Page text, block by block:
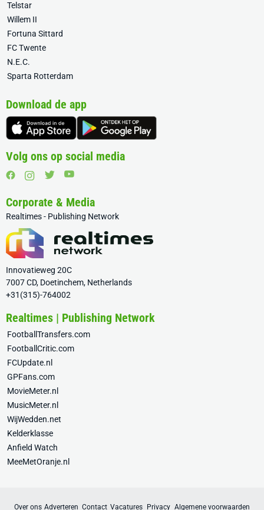
Telstar
Willem II
Fortuna Sittard
FC Twente
N.E.C.
Sparta Rotterdam
Download de app
Volg ons op social media
Corporate & Media
Realtimes - Publishing Network
Innovatieweg 20C
7007 CD, Doetinchem, Netherlands
+31(315)-764002
Realtimes | Publishing Network
FootballTransfers.com
FootballCritic.com
FCUpdate.nl
GPFans.com
MovieMeter.nl
MusicMeter.nl
WijWedden.net
Kelderklasse
Anfield Watch
MeeMetOranje.nl
Over ons Adverteren Contact Vacatures Privacy Algemene voorwaarden